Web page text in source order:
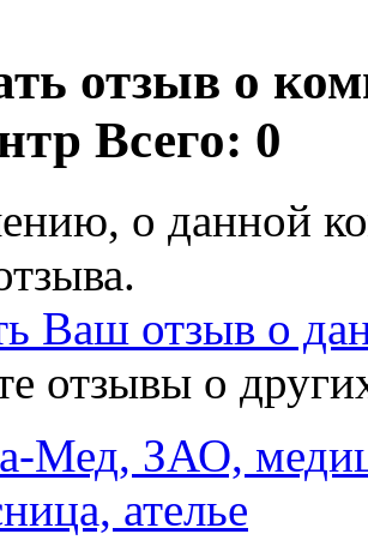
отзыв о
Всего: 0
о данной
Ваш отзыв о
отзывы о
Мед, ЗАО,
ателье